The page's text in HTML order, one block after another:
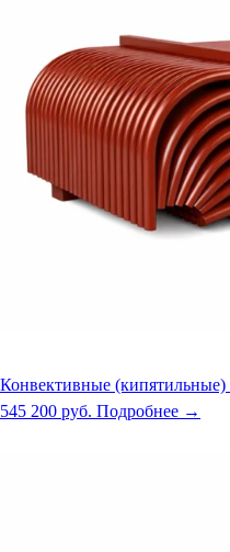
Конвективные
545 200 руб. Подробнее →